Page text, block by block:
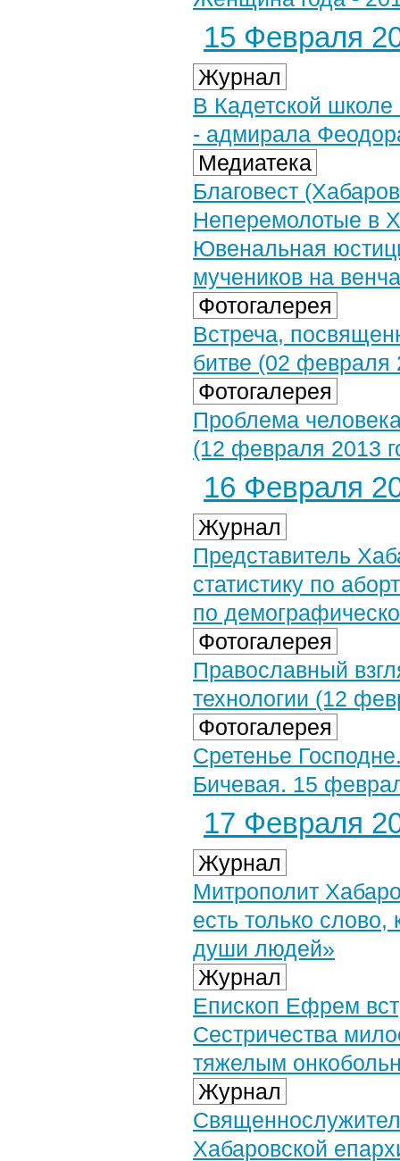
15 Февраля
Журнал
В Кадетской
- адмирала
Медиатека
Благовест
Неперемолотые в
Ювенальная
мучеников на
Фотогалерея
Встреча,
битве (02 февраля
Фотогалерея
Проблема
(12 февраля 2013
16 Февраля
Журнал
Представитель
статистику по
по
Фотогалерея
Православный
технологии (12
Фотогалерея
Сретенье
Бичевая. 15
17 Февраля
Журнал
Митрополит
есть только
души людей»
Журнал
Епископ Ефрем
Сестричества
тяжелым
Журнал
Хабаровской